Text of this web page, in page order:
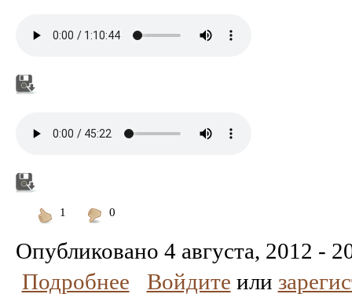
1
0
Опубликовано 4 августа, 2012 -
Подробнее
Войдите или